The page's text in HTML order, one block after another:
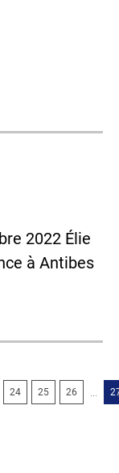
2022 Élie
à Antibes
24 25 26